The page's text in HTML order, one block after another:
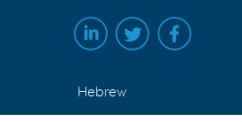
Hebrew